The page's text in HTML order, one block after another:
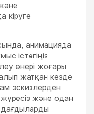
кіруге
анимацияда
істегіңіз
өнері жоғары
жатқан кезде
эскизлерден
жүресіз және одан
дағдыларды